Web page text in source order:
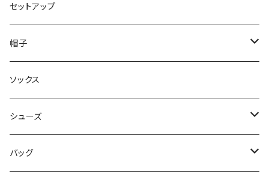
コート
ダウン
ベスト
ロングパンツ
ハーフパンツ
デニムパンツ
セットアップ
帽子
ニット帽 / ビーニー
キャップ
ハット
ソックス
シューズ
スニーカー
バッグ